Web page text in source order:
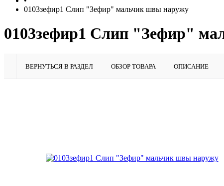
0103зефир1 Слип "Зефир" мальчик швы наружу
0103зефир1 Слип "Зефир"
ВЕРНУТЬСЯ В РАЗДЕЛ ОБЗОР ТОВАРА ОПИСАНИЕ